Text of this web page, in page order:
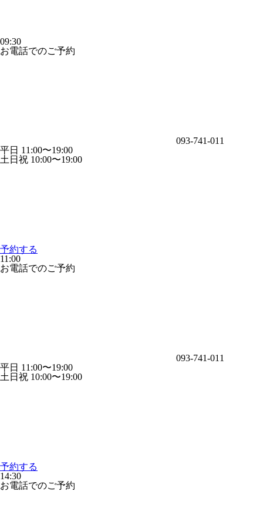
09:30
お電話でのご予約
093-741-011
平日 11:00〜19:00
土日祝 10:00〜19:00
予約する
11:00
お電話でのご予約
093-741-011
平日 11:00〜19:00
土日祝 10:00〜19:00
予約する
14:30
お電話でのご予約